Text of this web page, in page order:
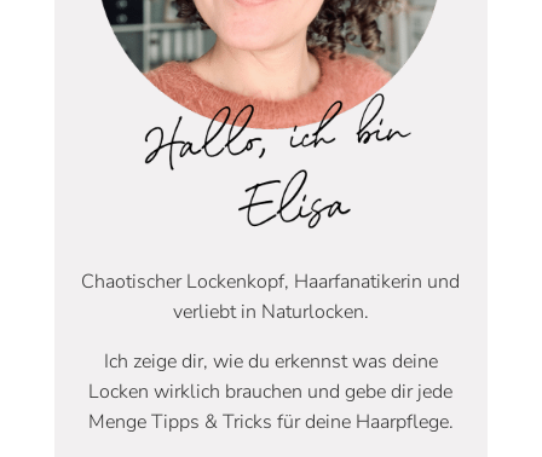
Chaotischer Lockenkopf, Haarfanatikerin und
verliebt in Naturlocken.
Ich zeige dir, wie du erkennst was deine
Locken wirklich brauchen und gebe dir jede
Menge Tipps & Tricks für deine Haarpflege.